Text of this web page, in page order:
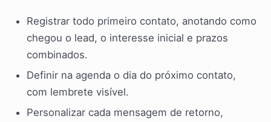
Registrar todo primeiro contato, anotando como
chegou o lead, o interesse inicial e prazos
combinados.
Definir na agenda o dia do próximo contato,
com lembrete visível.
Personalizar cada mensagem de retorno,